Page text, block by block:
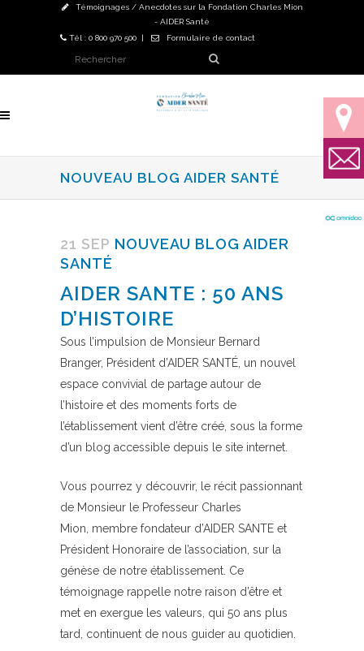
Témoignages / Anecdotes sur la Fondation Charles Mion
- AIDER Santé
Tél : 0 800 970 500 |
Formulaire de contact
NOUVEAU BLOG AIDER SANTÉ
21 SEP NOUVEAU BLOG AIDER
SANTÉ
AIDER SANTE : 50 ANS
D’HISTOIRE
Sous l’impulsion de Monsieur Bernard
Branger, Président d’AIDER SANTÉ, un nouvel
espace convivial de partage autour de
l’histoire et des moments forts de
l’établissement vient d’être créé, sous la forme
d’un blog accessible depuis le site internet.
Vous pourrez y découvrir, le récit passionnant
de Monsieur le Professeur Charles
Mion, membre fondateur d’AIDER SANTE et
Président Honoraire de l’association, sur la
génèse de notre établissement. Ce
témoignage rappelle notre raison d’être et
met en exergue les valeurs, qui 50 ans plus
tard, continuent de nous guider au quotidien.